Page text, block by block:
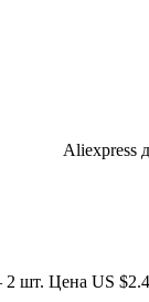
Aliexpress
Цена US